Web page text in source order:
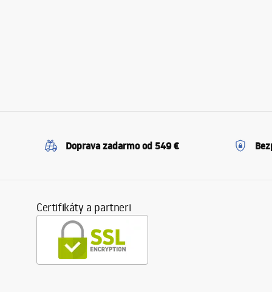
Doprava zadarmo od 549 €
Certifikáty a partneri